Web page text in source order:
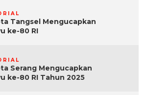
Tangsel Mengucapkan
ke-80 RI
Serang Mengucapkan
ke-80 RI Tahun 2025